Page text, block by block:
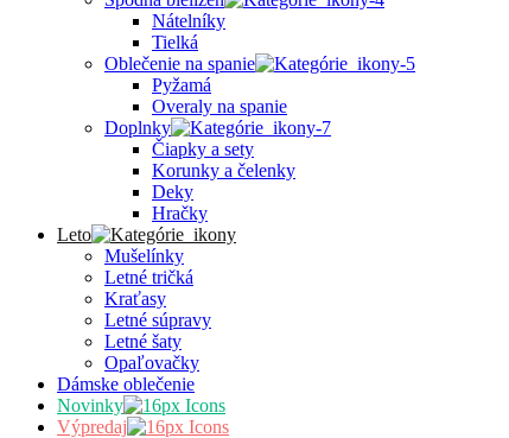
Nátelníky
Tielká
Oblečenie na spanie
Pyžamá
Overaly na spanie
Doplnky
Čiapky a sety
Korunky a čelenky
Deky
Hračky
Leto
Mušelínky
Letné tričká
Kraťasy
Letné súpravy
Letné šaty
Opaľovačky
Dámske oblečenie
Novinky
Výpredaj